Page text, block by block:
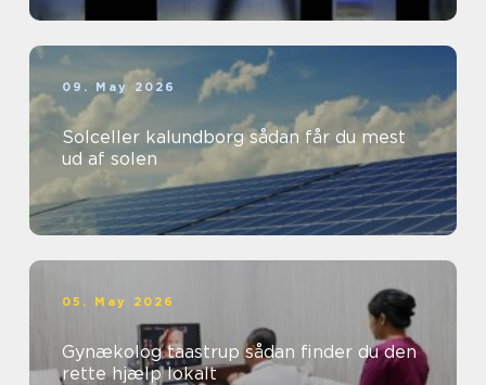
09. May 2026
Solceller kalundborg sådan får du mest
ud af solen
05. May 2026
Gynækolog taastrup sådan finder du den
rette hjælp lokalt